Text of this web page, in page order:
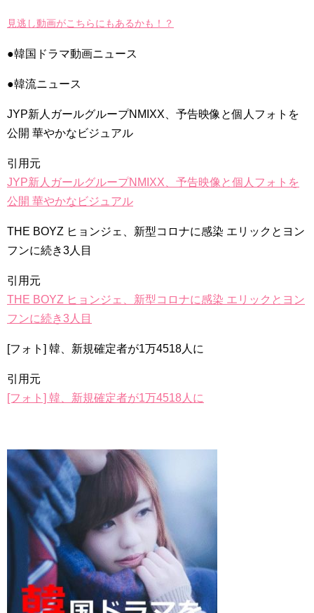
「違う（ちがう）・異なる」を韓国語では？「다르다（タル
ダ）」の意味・使い方について
「退屈だ・暇だ」を韓国語では？「심심하다（シムシマダ）」
■韓国ドラマ『キング～Two Hearts』予告動画（日本語字幕）
について
HSF(126)-윤균상 서울숲 벤치 (YUN Kyunsang)(4)September::
Healing in Seoul Forest (서울숲)
언니&#39; (ft. 도여니의 학창시절) | 편 먹고 갈래요? 밥블레스유 2
bobblessyou2 EP.18
ソン・ヘギョ – ソンヘギョ キスまとめ
한가인 –
九尾狐外伝 第２話 キム・ジウ チョ・ヒョンジェ
九尾狐外伝 メイキング03 ハン・イェスル
レンタル開始！
Jin-Crash Landing On You/ヒョンビン❤️ソンイェジン / エンジョイ❕
ョンら同僚芸能人から慰めの言葉が続々 – Taka News
キム・レウォンの影絵遊び！？「黒騎士～永遠の約束～」メイ
キングを一部公開（DVD-SET2特典映像より）
キム・ユジョン、美しいセルフショットで近況を伝える“会いた
いでしょ？” Big News TV
キム・ユジョン、新ドラマ「まず熱く掃除せよ」に出演確
定…“台本を見た瞬間惹かれた” 20180123
幻の王女チャミョンゴ エンディング
YUCHUN ♥ LOVE 15 「成均館 5話」
[Fan MV]七日の王妃(7일의 왕비)OST – 정기고 (Junggigo) – 그
리고 그려도 (Miss You In My Heart)
俳優カン・ギヨン、突然の熱愛宣言…「キム秘書がなぜそう
か」出演で話題 Big News TV
見逃し動画がこちらにもあるかも！？
●韓国ドラマ動画ニュース
●韓流ニュース
JYP新人ガールグループNMIXX、予告映像と個人フォトを
公開 華やかなビジュアル
引用元
JYP新人ガールグループNMIXX、予告映像と個人フォトを
公開 華やかなビジュアル
THE BOYZ ヒョンジェ、新型コロナに感染 エリックとヨン
フンに続き3人目
引用元
THE BOYZ ヒョンジェ、新型コロナに感染 エリックとヨン
フンに続き3人目
[フォト] 韓、新規確定者が1万4518人に
引用元
[フォト] 韓、新規確定者が1万4518人に